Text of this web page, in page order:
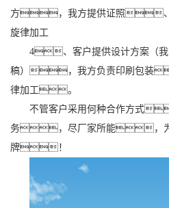
方，我方提供证照、
旋律加工
4、客户提供设计方案（
稿），我方负责印刷包装
律加工。
不管客户采用何种合作方式
务，尽厂家所能，为
牌！